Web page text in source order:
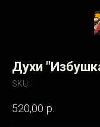
Духи
SKU:
520,00 р.